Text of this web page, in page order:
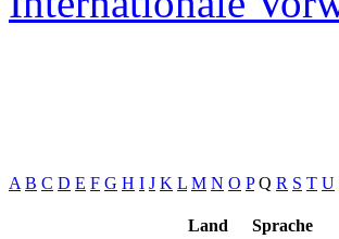
A B C D E F G H I J K L M N O P Q R S T U
Land
Sprache